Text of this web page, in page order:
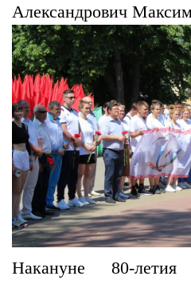
Александрович
Накануне 80-